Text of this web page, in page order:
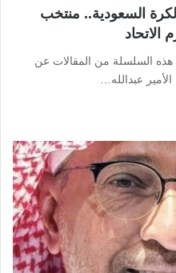
السعودية.. منتخب
هذه السلسلة من المقالات عن
عبدالله…